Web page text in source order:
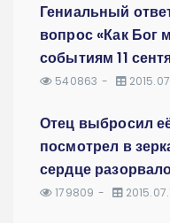
Гениальный
вопрос «Как Бог
событиям 11
540863
Отец выбросил
посмотрел в
сердце
179809